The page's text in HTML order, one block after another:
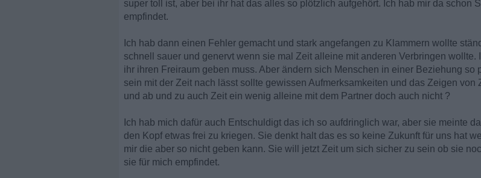
super toll ist, aber bei ihr hat das alles so plötzlich aufgehört. Ich hab mir da schon
empfindet.
Ich hab dann einen Fehler gemacht und stark angefangen zu Klammern wollte
schnell sauer und genervt wenn sie mal Zeit alleine mit anderen Verbringen
ihr ihren Freiraum geben muss. Aber ändern sich Menschen in einer Beziehung
sein mit der Zeit nach lässt sollte gewissen Aufmerksamkeiten und das Zeigen
und ab und zu auch Zeit ein wenig alleine mit dem Partner doch auch nicht ?
Ich hab mich dafür auch Entschuldigt das ich so aufdringlich war, aber sie meinte
den Kopf etwas frei zu kriegen. Sie denkt halt das es so keine Zukunft für uns hat
mir die aber so nicht geben kann. Sie will jetzt Zeit um sich sicher zu sein ob sie
sie für mich empfindet.